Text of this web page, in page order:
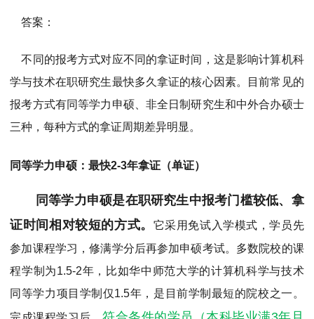
院校库 考试报名 招生政策 学制学费
报名流程
考试真题
报考经验 招生简章
答案：
不同的报考方式对应不同的拿证时间，这是影响计算机科
学与技术在职研究生最快多久拿证的核心因素。目前常见的
报考方式有同等学力申硕、非全日制研究生和中外合办硕士
三种，每种方式的拿证周期差异明显。
同等学力申硕：最快2-3年拿证（单证）
同等学力申硕是在职研究生中报考门槛较低、拿
证时间相对较短的方式。
它采用免试入学模式，学员先
参加课程学习，修满学分后再参加申硕考试。多数院校的课
程学制为1.5-2年，比如华中师范大学的计算机科学与技术
同等学力项目学制仅1.5年，是目前学制最短的院校之一。